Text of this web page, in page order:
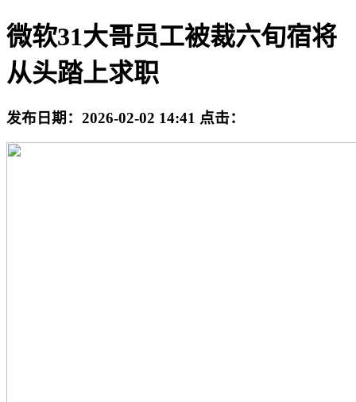
微软31大哥员工被裁六旬宿将
从头踏上求职
发布日期： 2026-02-02 14:41 点击：